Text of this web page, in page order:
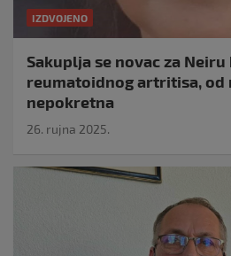
IZDVOJENO
Sakuplja se novac za Neiru
reumatoidnog artritisa, od
nepokretna
26. rujna 2025.